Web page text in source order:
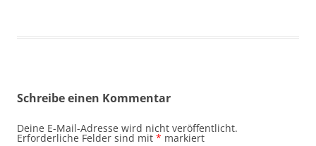
Schreibe einen Kommentar
Deine E-Mail-Adresse wird nicht veröffentlicht.
Erforderliche Felder sind mit * markiert